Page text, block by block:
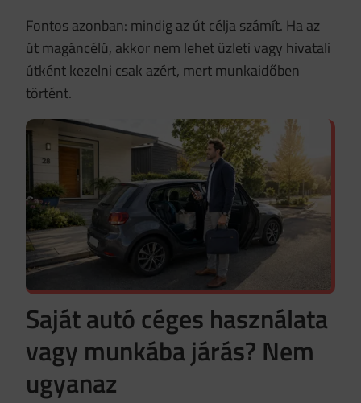
Fontos azonban: mindig az út célja számít. Ha az
út magáncélú, akkor nem lehet üzleti vagy hivatali
útként kezelni csak azért, mert munkaidőben
történt.
Saját autó céges használata
vagy munkába járás? Nem
ugyanaz